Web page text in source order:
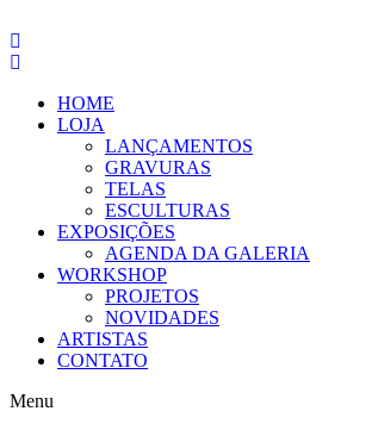
para
o
HOME
LOJA
LANÇAMENTOS
GRAVURAS
TELAS
ESCULTURAS
EXPOSIÇÕES
AGENDA DA GALERIA
WORKSHOP
PROJETOS
NOVIDADES
ARTISTAS
CONTATO
Menu